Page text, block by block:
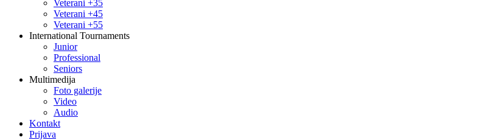
Veterani +35
Veterani +45
Veterani +55
International Tournaments
Junior
Professional
Seniors
Multimedija
Foto galerije
Video
Audio
Kontakt
Prijava